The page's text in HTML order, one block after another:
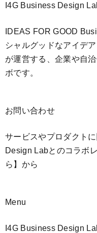
I4G Business Design
IDEAS FOR GOOD
シャルグッドなアイデ
が運営する、企業や自
ボです。
お問い合わせ
サービスやプロダクト
Design Labとのコラボ
ら】 から
Menu
I4G Business Design